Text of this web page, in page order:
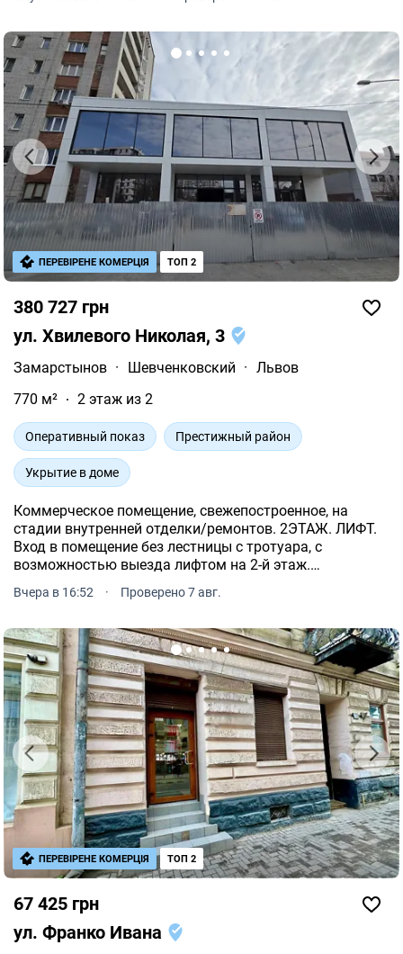
380 727 грн
ул. Хвилевого Николая, 3
Замарстынов · Шевченковский · Львов
770 м²
2 этаж из 2
Оперативный показ Престижный район
Укрытие в доме
Коммерческое помещение, свежепостроенное, на
стадии внутренней отделки/ремонтов. 2ЭТАЖ. ЛИФТ.
Вход в помещение без лестницы с тротуара, с
возможностью выезда лифтом на 2-й этаж.
деятельность, зал, клиника, офисы. Есть возможность
Вчера в 16:52 · Проверено 7 авг.
ПЕРЕВІРЕНЕ КОМЕРЦІЯ ТОП 2
67 425 грн
ул. Франко Ивана
ПЕРЕВІРЕНЕ КОМЕРЦІЯ ТОП 2